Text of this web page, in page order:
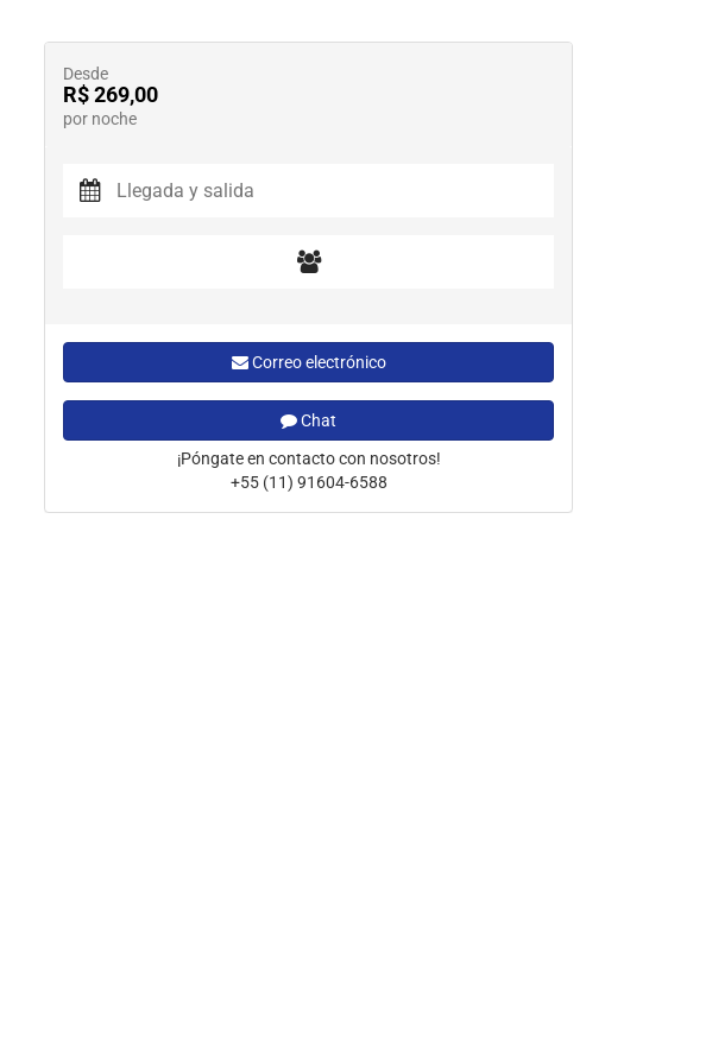
Desde
R$ 269,00
por noche
Correo electrónico
Chat
¡Póngate en contacto con nosotros!
+55 (11) 91604-6588